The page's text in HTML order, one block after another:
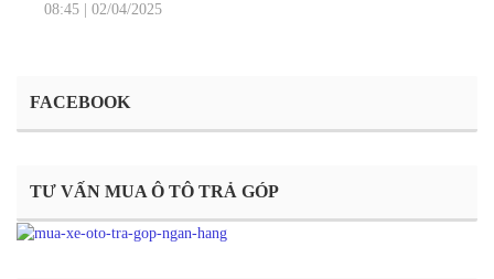
08:45 02/04/2025
FACEBOOK
TƯ VẤN MUA Ô TÔ TRẢ GÓP